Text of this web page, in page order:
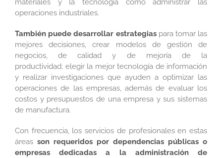
materiales y la tecnología como administrar las
operaciones industriales.
También puede desarrollar estrategiaspara tomar las
mejores decisiones, crear modelos de gestión de
negocios, de calidad y de mejoría de la
productividad; elegir la mejor tecnología de información
y realizar investigaciones que ayuden a optimizar las
operaciones de las empresas, además de evaluar los
costos y presupuestos de una empresa y sus sistemas
de manufactura.
Con frecuencia, los servicios de profesionales en estas
áreas son requeridos por dependencias públicas o
empresas dedicadas a la administración de